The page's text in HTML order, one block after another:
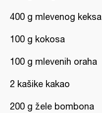
400 g mlevenog keksa
100 g kokosa
100 g mlevenih oraha
2 kašike kakao
200 g žele bombona